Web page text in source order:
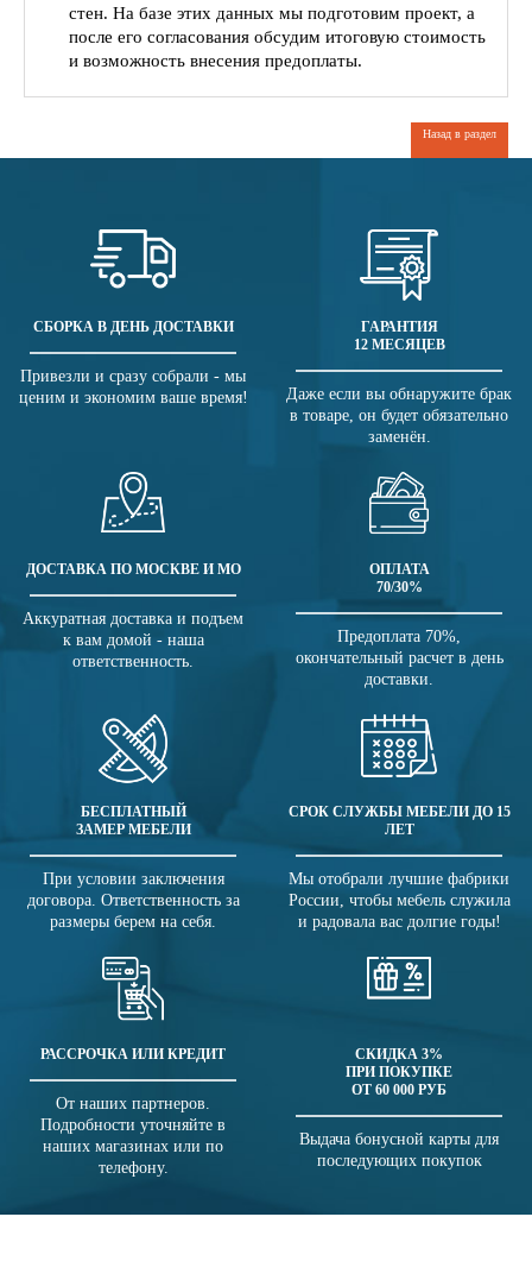
стен. На базе этих данных мы подготовим проект, а
после его согласования обсудим итоговую стоимость
и возможность внесения предоплаты.
Назад в раздел
СБОРКА В ДЕНЬ ДОСТАВКИ
Привезли и сразу собрали - мы
ценим и экономим ваше время!
ГАРАНТИЯ
12 МЕСЯЦЕВ
Даже если вы обнаружите брак
в товаре, он будет обязательно
заменён.
ДОСТАВКА ПО МОСКВЕ И МО
Аккуратная доставка и подъем
к вам домой - наша
ответственность.
ОПЛАТА
70/30%
Предоплата 70%,
окончательный расчет в день
доставки.
БЕСПЛАТНЫЙ
ЗАМЕР МЕБЕЛИ
При условии заключения
договора. Ответственность за
размеры берем на себя.
СРОК СЛУЖБЫ МЕБЕЛИ ДО 15
ЛЕТ
Мы отобрали лучшие фабрики
России, чтобы мебель служила
и радовала вас долгие годы!
РАССРОЧКА ИЛИ КРЕДИТ
От наших партнеров.
Подробности уточняйте в
наших магазинах или по
телефону.
СКИДКА 3%
ПРИ ПОКУПКЕ
ОТ 60 000 РУБ
Выдача бонусной карты для
последующих покупок